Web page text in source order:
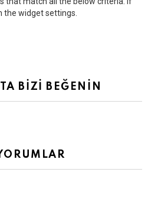
the widget settings.
BİZİ BEĞENİN